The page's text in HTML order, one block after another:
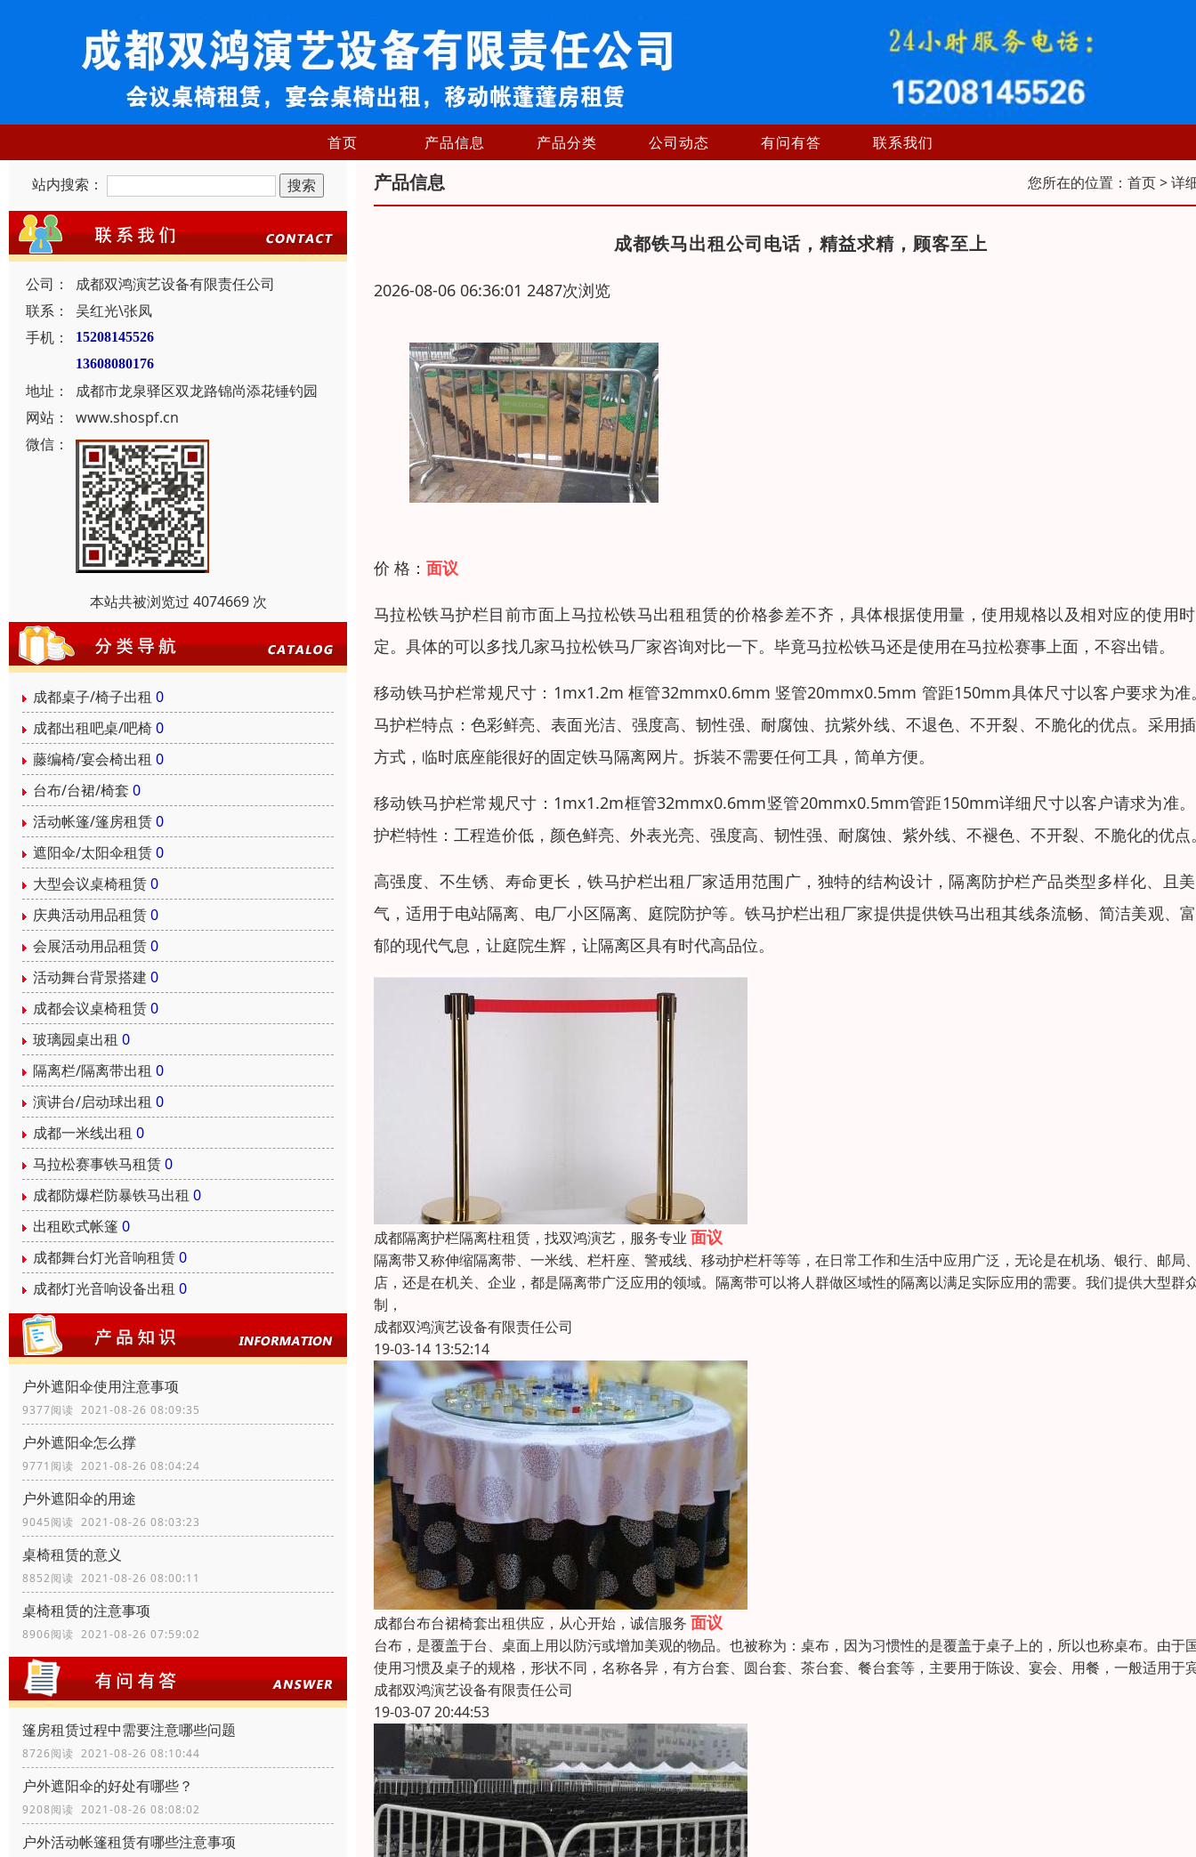
首页 产品信息 产品分类 公司动态 有问有答 联系我们
站内搜索：
公司：
成都双鸿演艺设备有限责任公司
联系：
吴红光\张凤
手机：
15208145526
13608080176
地址：
成都市龙泉驿区双龙路锦尚添花锤钓园
网站：
www.shospf.cn
微信：
本站共被浏览过 4074669 次
成都桌子/椅子出租 0
成都出租吧桌/吧椅0
藤编椅/宴会椅出租 0
台布/台裙/椅套 0
活动帐篷/篷房租赁0
遮阳伞/太阳伞租赁0
大型会议桌椅租赁0
庆典活动用品租赁0
会展活动用品租赁0
活动舞台背景搭建 0
成都会议桌椅租赁0
玻璃园桌出租 0
隔离栏/隔离带出租 0
演讲台/启动球出租 0
成都一米线出租 0
马拉松赛事铁马租赁0
成都防爆栏防暴铁马出租 0
出租欧式帐篷 0
成都舞台灯光音响租赁0
成都灯光音响设备出租 0
户外遮阳伞使用注意事项
9377阅读 2021-08-26 08:09:35
户外遮阳伞怎么撑
9771阅读 2021-08-26 08:04:24
户外遮阳伞的用途
9045阅读 2021-08-26 08:03:23
桌椅租赁的意义
8852阅读 2021-08-26 08:00:11
桌椅租赁的注意事项
8906阅读 2021-08-26 07:59:02
篷房租赁过程中需要注意哪些问题
8726阅读 2021-08-26 08:10:44
户外遮阳伞的好处有哪些？
9208阅读 2021-08-26 08:08:02
户外活动帐篷租赁有哪些注意事项
产品信息 您所在的位置： 首页> 详
成都铁马出租公司电话，精益求精，顾客至上
2026-08-06 06:36:01 2487次浏览
价 格： 面议
马拉松铁马护栏目前市面上马拉松铁马出租租赁的价格参差不齐，具体根据使用量，使用规格以及相对应的使用
定。具体的可以多找几家马拉松铁马厂家咨询对比一下。毕竟马拉松铁马还是使用在马拉松赛事上面，不容出错。
移动铁马护栏常规尺寸：1mx1.2m 框管32mmx0.6mm 竖管20mmx0.5mm 管距150mm具体尺寸以客户要求为准
马护栏特点：色彩鲜亮、表面光洁、强度高、韧性强、耐腐蚀、抗紫外线、不退色、不开裂、不脆化的优点。采用
方式，临时底座能很好的固定铁马隔离网片。拆装不需要任何工具，简单方便。
移动铁马护栏常规尺寸：1mx1.2m框管32mmx0.6mm竖管20mmx0.5mm管距150mm详细尺寸以客户请求为准
护栏特性：工程造价低，颜色鲜亮、外表光亮、强度高、韧性强、耐腐蚀、紫外线、不褪色、不开裂、不脆化的优点
高强度、不生锈、寿命更长，铁马护栏出租厂家适用范围广，独特的结构设计，隔离防护栏产品类型多样化、且
气，适用于电站隔离、电厂小区隔离、庭院防护等。铁马护栏出租厂家提供提供铁马出租其线条流畅、简洁美观、
郁的现代气息，让庭院生辉，让隔离区具有时代高品位。
成都隔离护栏隔离柱租赁，找双鸿演艺，服务专业 面议
隔离带又称伸缩隔离带、一米线、栏杆座、警戒线、移动护栏杆等等，在日常工作和生活中应用广泛，无论是在机场、银行、邮局
店，还是在机关、企业，都是隔离带广泛应用的领域。隔离带可以将人群做区域性的隔离以满足实际应用的需要。我们提供大型群
制，
成都双鸿演艺设备有限责任公司
19-03-14 13:52:14
成都台布台裙椅套出租供应，从心开始，诚信服务 面议
台布，是覆盖于台、桌面上用以防污或增加美观的物品。也被称为：桌布，因为习惯性的是覆盖于桌子上的，所以也称桌布。由于
使用习惯及桌子的规格，形状不同，名称各异，有方台套、圆台套、茶台套、餐台套等，主要用于陈设、宴会、用餐，一般适用于
成都双鸿演艺设备有限责任公司
19-03-07 20:44:53